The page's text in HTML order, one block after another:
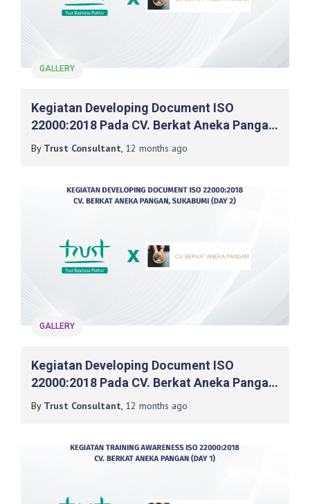
GALLERY
Kegiatan Developing Document ISO
22000:2018 Pada CV. Berkat Aneka Pangan,
Sukabumi (Day 3)
By Trust Consultant, 12 months ago
GALLERY
Kegiatan Developing Document ISO
22000:2018 Pada CV. Berkat Aneka Pangan,
Sukabumi (Day 2)
By Trust Consultant, 12 months ago